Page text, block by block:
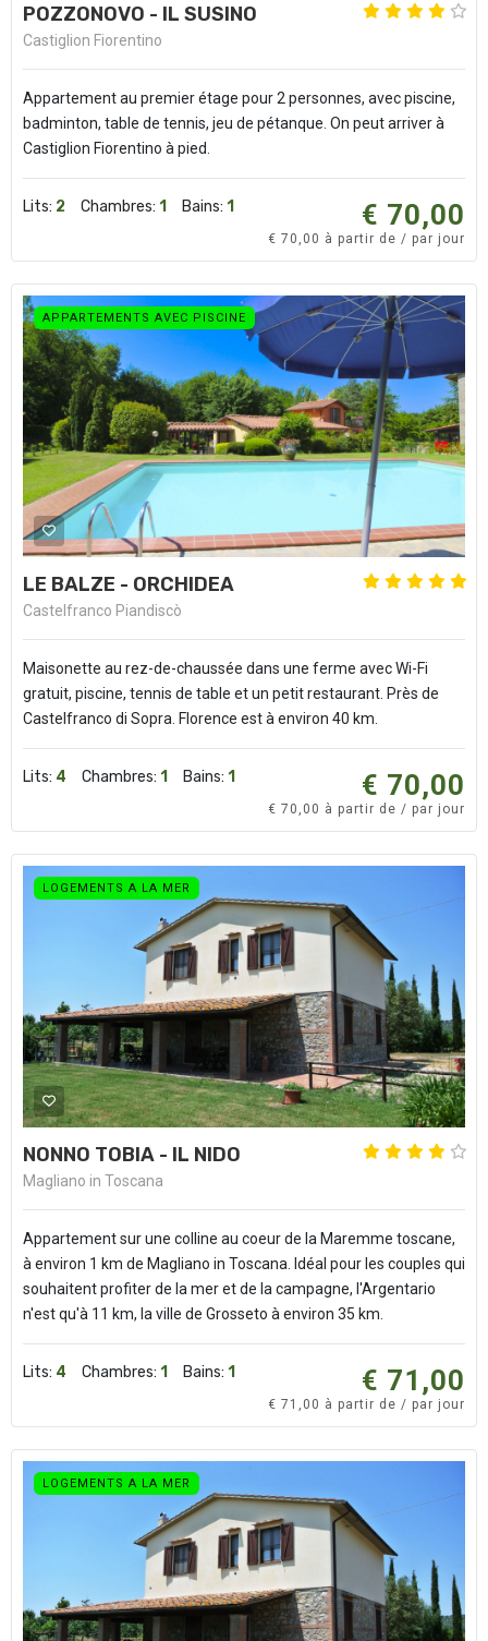
POZZONOVO - IL SUSINO
Castiglion Fiorentino
Appartement au premier étage pour 2 personnes, avec piscine,
badminton, table de tennis, jeu de pétanque. On peut arriver à
Castiglion Fiorentino à pied.
Lits: 2 Chambres: 1 Bains: 1 € 70,00
€ 70,00 à partir de / par jour
APPARTEMENTS AVEC PISCINE
LE BALZE - ORCHIDEA
Castelfranco Piandiscò
Maisonette au rez-de-chaussée dans une ferme avec Wi-Fi
gratuit, piscine, tennis de table et un petit restaurant. Près de
Castelfranco di Sopra. Florence est à environ 40 km.
Lits: 4 Chambres: 1 Bains: 1 € 70,00
€ 70,00 à partir de / par jour
LOGEMENTS A LA MER
NONNO TOBIA - IL NIDO
Magliano in Toscana
Appartement sur une colline au coeur de la Maremme toscane,
à environ 1 km de Magliano in Toscana. Idéal pour les couples qui
souhaitent profiter de la mer et de la campagne, l'Argentario
n'est qu'à 11 km, la ville de Grosseto à environ 35 km.
Lits: 4 Chambres: 1 Bains: 1 € 71,00
€ 71,00 à partir de / par jour
LOGEMENTS A LA MER